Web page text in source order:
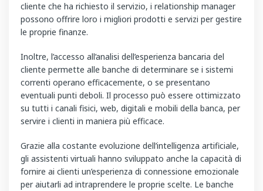
cliente che ha richiesto il servizio, i relationship manager
possono offrire loro i migliori prodotti e servizi per gestire
le proprie finanze.
Inoltre, l’accesso all’analisi dell’esperienza bancaria del
cliente permette alle banche di determinare se i sistemi
correnti operano efficacemente, o se presentano
eventuali punti deboli. Il processo può essere ottimizzato
su tutti i canali fisici, web, digitali e mobili della banca, per
servire i clienti in maniera più efficace.
Grazie alla costante evoluzione dell’intelligenza artificiale,
gli assistenti virtuali hanno sviluppato anche la capacità di
fornire ai clienti un’esperienza di connessione emozionale
per aiutarli ad intraprendere le proprie scelte. Le banche